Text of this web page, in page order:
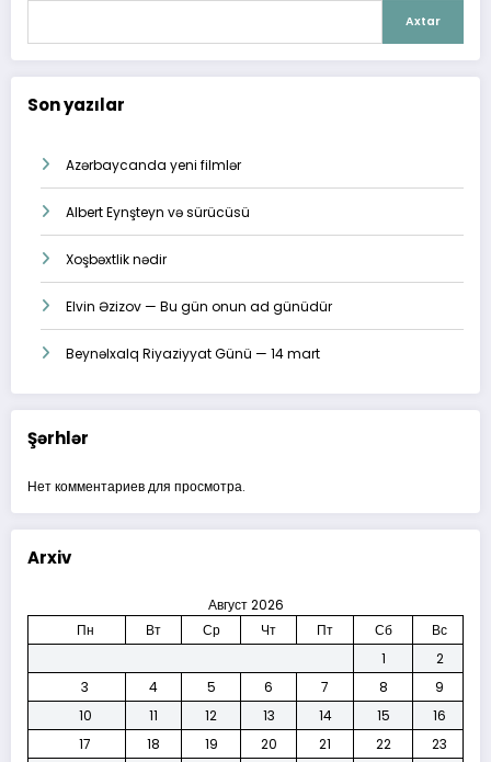
Axtar
Son yazılar
Azərbaycanda yeni filmlər
Albert Eynşteyn və sürücüsü
Xoşbəxtlik nədir
Elvin Əzizov — Bu gün onun ad günüdür
Beynəlxalq Riyaziyyat Günü — 14 mart
Şərhlər
Нет комментариев для просмотра.
Arxiv
Август 2026
Пн
Вт Ср Чт Пт Сб
Вс
1
2
3
4 5 6 7 8
9
10
11 12 13 14 15
16
17
18 19 20 21 22 23